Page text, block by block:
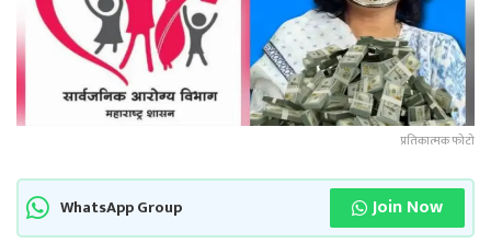
प्रतिकात्मक फोटो
WhatsApp Group Join Now